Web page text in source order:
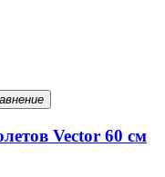
Vector 60 см